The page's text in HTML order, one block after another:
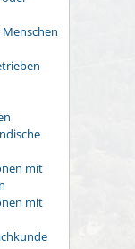
mit
mit